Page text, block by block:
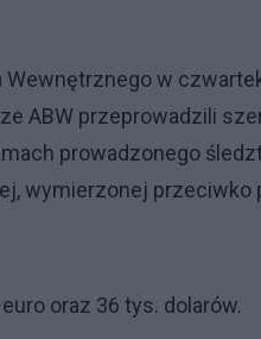
w
ABW przeprowadzili
prowadzonego
wymierzonej przeciwko
oraz 36 tys. dolarów.